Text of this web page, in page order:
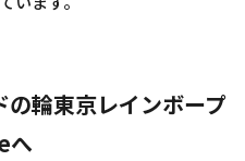
輪――東京レインボープ
へ